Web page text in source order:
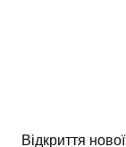
Відкриття